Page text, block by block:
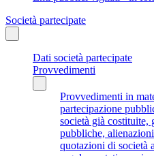
Società partecipate
Dati società partecipate
Provvedimenti
Provvedimenti in
partecipazione
società già costituite,
pubbliche,
quotazioni di società